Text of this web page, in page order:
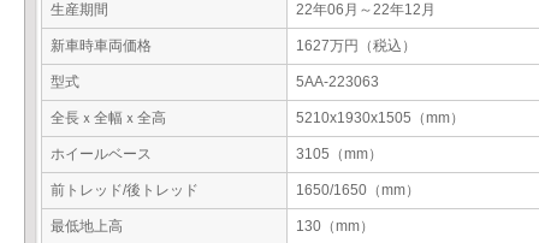
生産期間 22年06月～22年12月
新車時車両価格 1627万円（税込）
型式 5AA-223063
全長ｘ全幅ｘ全高 5210x1930x1505（mm）
ホイールベース 3105（mm）
前トレッド/後トレッド 1650/1650（mm）
最低地上高 130（mm）